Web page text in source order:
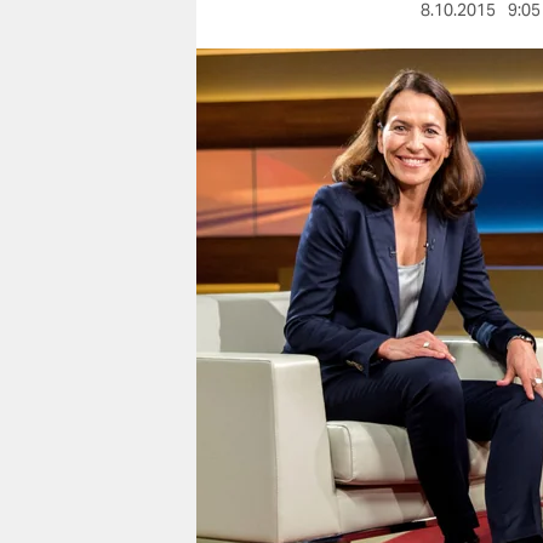
nord
wahrheit
verlag
verlag
veranstaltungen
shop
fragen & hilfe
unterstützen
genossenschaft
8.10.2015